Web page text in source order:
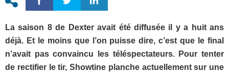
La saison 8 de Dexter avait été diffusée il y a huit ans
déjà. Et le moins que l’on puisse dire, c’est que le final
n’avait pas convaincu les téléspectateurs. Pour tenter
de rectifier le tir, Showtine planche actuellement sur une